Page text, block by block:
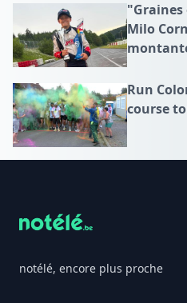
"Graines
Milo
Run
course
notélé, encore plus proche